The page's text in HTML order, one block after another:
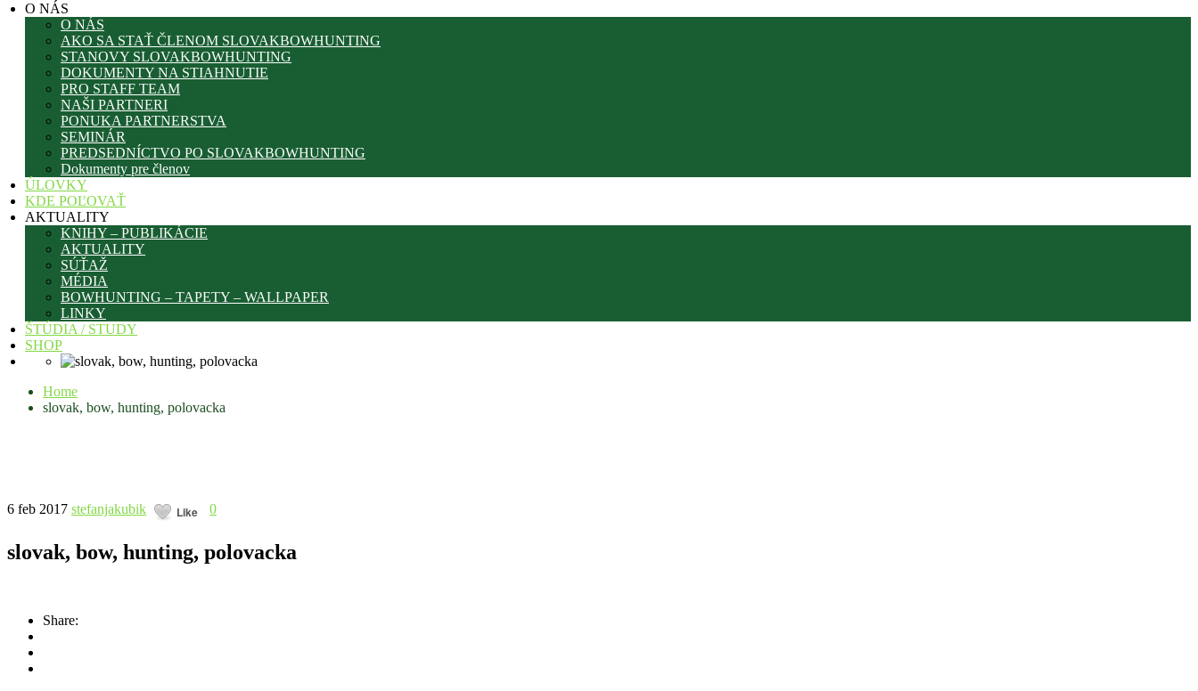
O NÁS
O NÁS
AKO SA STAŤ ČLENOM SLOVAKBOWHUNTING
STANOVY SLOVAKBOWHUNTING
DOKUMENTY NA STIAHNUTIE
PRO STAFF TEAM
NAŠI PARTNERI
PONUKA PARTNERSTVA
SEMINÁR
PREDSEDNÍCTVO PO SLOVAKBOWHUNTING
Dokumenty pre členov
ÚLOVKY
KDE POĽOVAŤ
AKTUALITY
KNIHY – PUBLIKÁCIE
AKTUALITY
SÚŤAŽ
MÉDIA
BOWHUNTING – TAPETY – WALLPAPER
LINKY
ŠTÚDIA / STUDY
SHOP
Home
slovak, bow, hunting, polovacka
6 feb 2017 stefanjakubik Like 0
slovak, bow, hunting, polovacka
Share: